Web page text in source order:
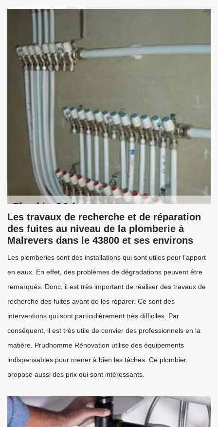
Les travaux de recherche et de réparation
des fuites au niveau de la plomberie à
Malrevers dans le 43800 et ses environs
Les plomberies sont des installations qui sont utiles pour l'apport
en eaux. En effet, des problèmes de dégradations peuvent être
remarqués. Donc, il est très important de réaliser des travaux de
recherche des fuites avant de les réparer. Ce sont des
interventions qui sont particulièrement très difficiles. Par
conséquent, il est très utile de convier des professionnels en la
matière. Prudhomme Rénovation utilise des équipements
indispensables pour mener à bien les tâches. Ce plombier
propose aussi des prix qui sont intéressants.